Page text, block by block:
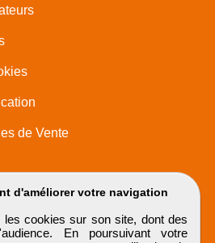
d'améliorer votre navigation
les cookies sur son site, dont des
En poursuivant votre
de Vente